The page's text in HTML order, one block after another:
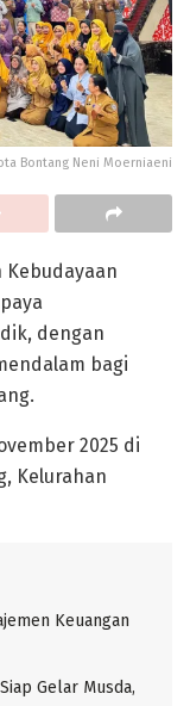
Bontang Neni Moerniaeni
Kebudayaan
dengan
bagi
2025 di
Kelurahan
Keuangan
Gelar Musda,